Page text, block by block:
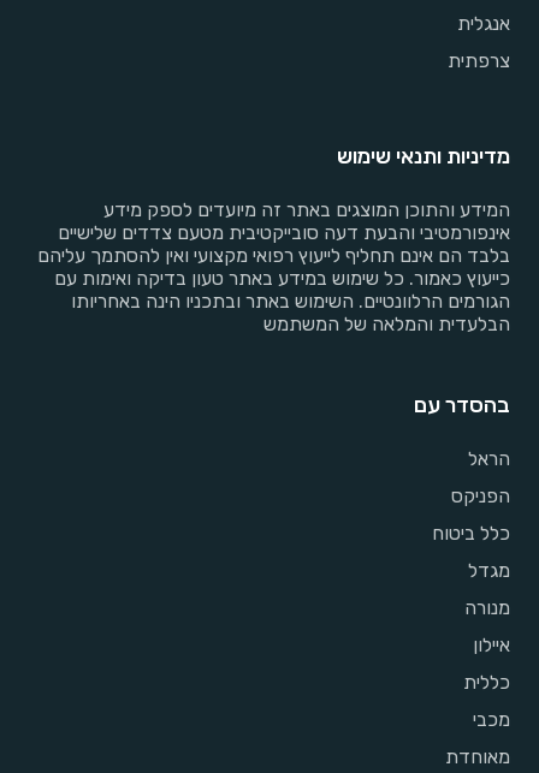
אנגלית
צרפתית
מדיניות ותנאי שימוש
המידע והתוכן המוצגים באתר זה מיועדים לספק מידע
אינפורמטיבי והבעת דעה סובייקטיבית מטעם צדדים שלישיים
בלבד הם אינם תחליף לייעוץ רפואי מקצועי ואין להסתמך עליהם
כייעוץ כאמור. כל שימוש במידע באתר טעון בדיקה ואימות עם
הגורמים הרלוונטיים. השימוש באתר ובתכניו הינה באחריותו
הבלעדית והמלאה של המשתמש
בהסדר עם
הראל
הפניקס
כלל ביטוח
מגדל
מנורה
איילון
כללית
מכבי
מאוחדת